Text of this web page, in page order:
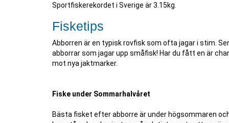
Sportfiskerekordet i Sverige är 3.15kg.
Fisketips
Abborren är en typisk rovfisk som ofta jagar i stim.
abborrar som jagar upp småfisk! Har du fått en är
mot nya jaktmarker.
Fiske under Sommarhalvåret
Bästa fisket efter abborre är under högsommaren